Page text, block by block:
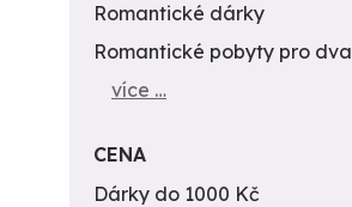
Romantické dárky
Romantické pobyty pro dva
více …
CENA
Dárky do 1000 Kč